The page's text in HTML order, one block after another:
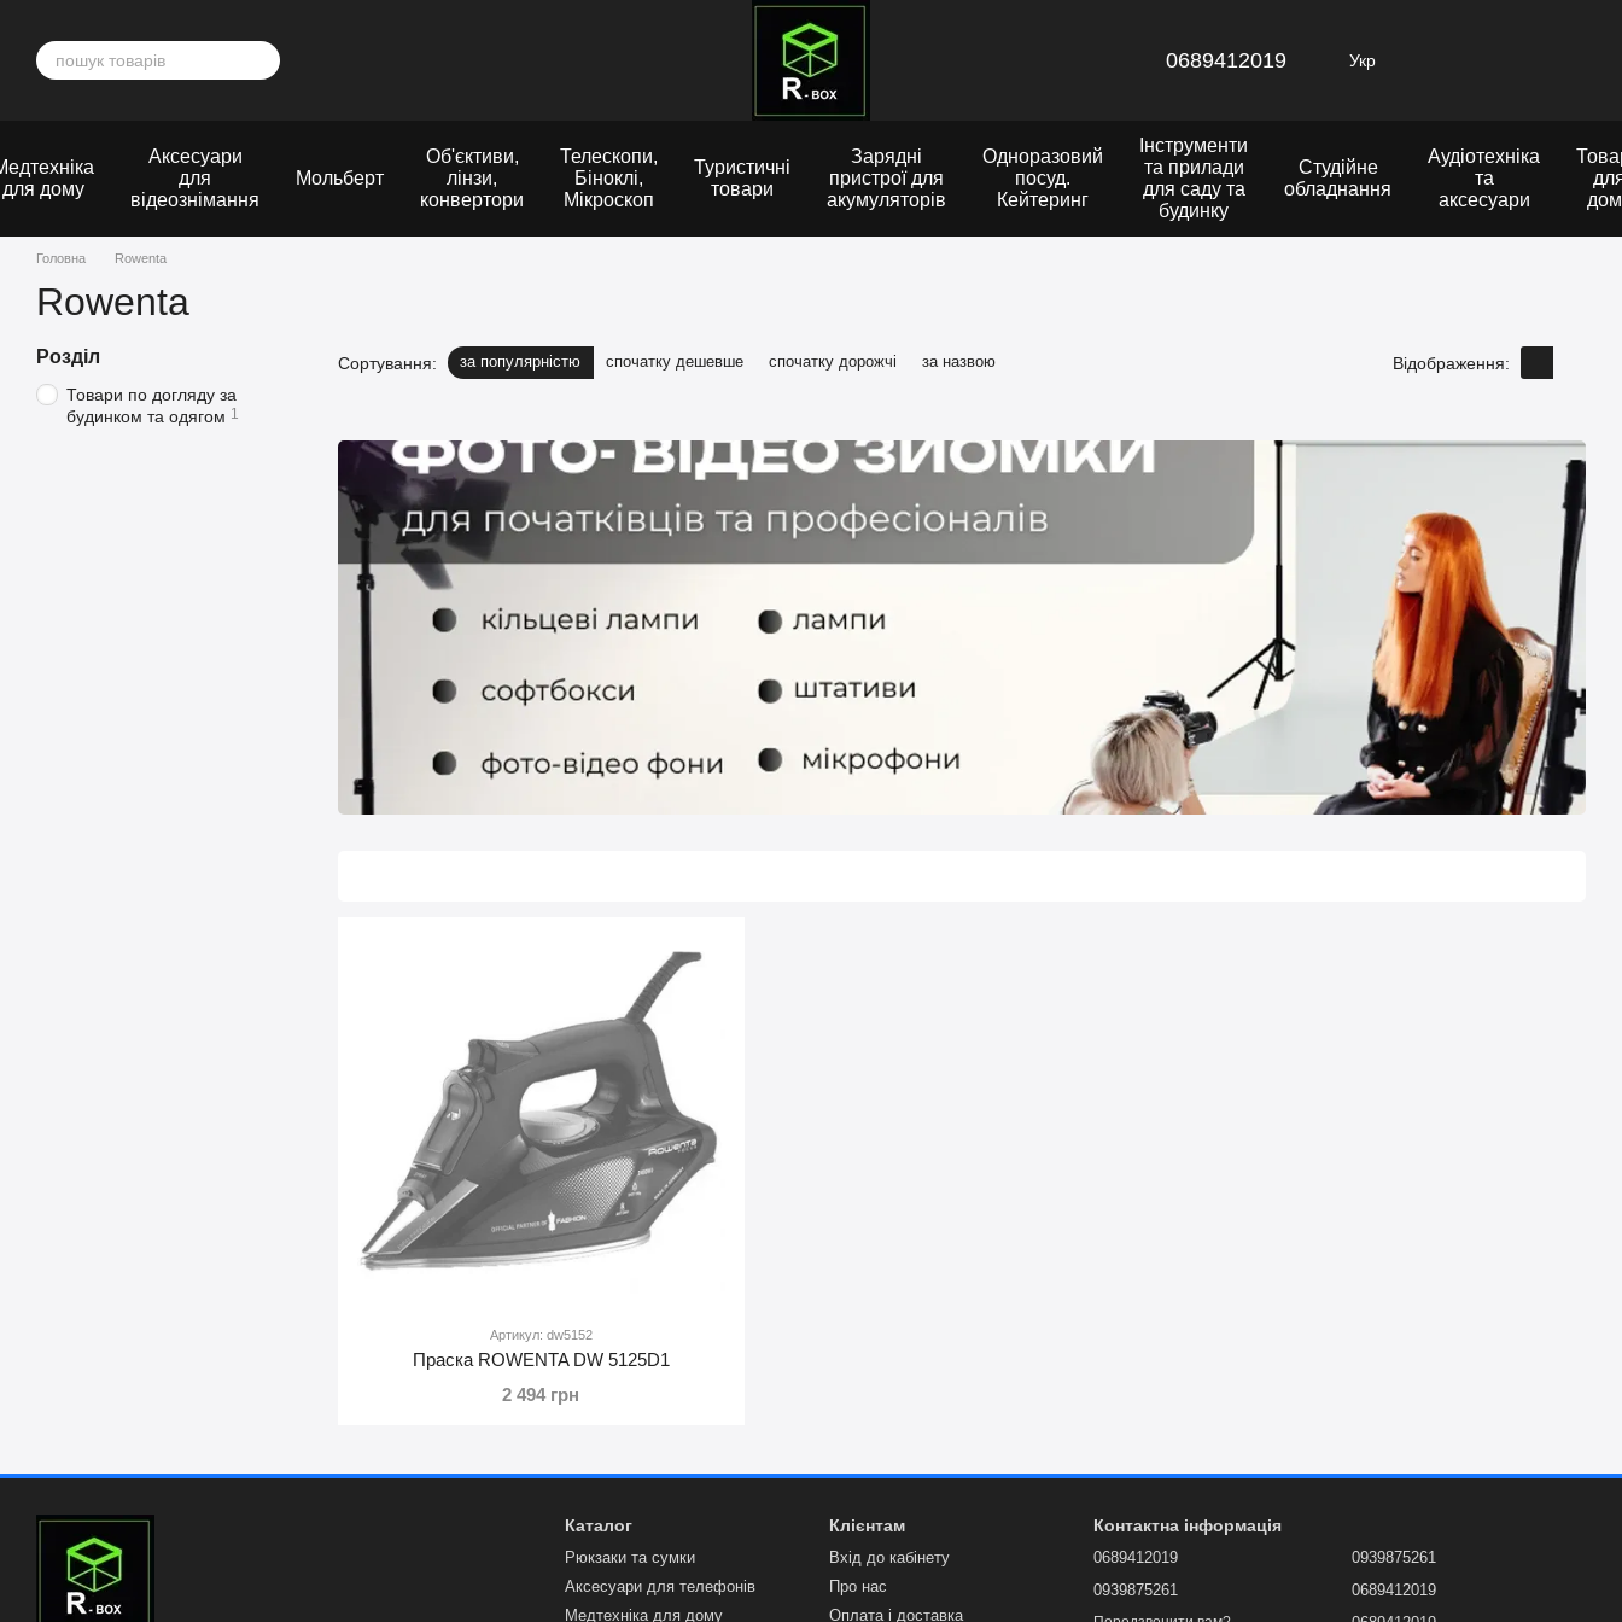
0689412019 Укр
для дому
Аксесуари
для
відеознімання
Мольберт
Об'єктиви,
лінзи,
конвертори
Телескопи,
Біноклі,
Мікроскоп
Туристичні
товари
Зарядні
пристрої для
акумуляторів
Одноразовий
посуд.
Кейтеринг
Інструменти
та прилади
для саду та
будинку
Студійне
обладнання
Аудіотехніка
та
аксесуари
Головна Rowenta
Rowenta
Сортування: за популярністю спочатку дешевше спочатку дорожчі за назвою Відображення:
Артикул: dw5152
Праска ROWENTA DW 5125D1
2 494 грн
Розділ
Товари по догляду за
будинком та одягом 1
Каталог
Рюкзаки та сумки
Аксесуари для телефонів
Медтехніка для дому
Клієнтам
Вхід до кабінету
Про нас
Оплата і доставка
Контактна інформація
0689412019
0939875261
0939875261
0689412019